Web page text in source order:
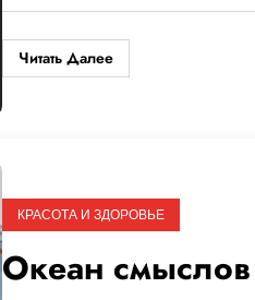
Читать Далее
КРАСОТА И ЗДОРОВЬЕ
Океан смыслов